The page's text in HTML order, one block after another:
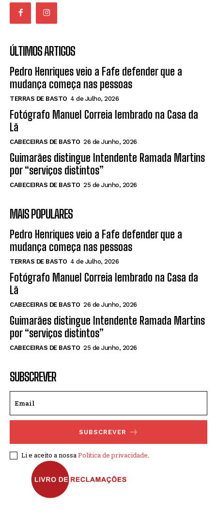
ÚLTIMOS ARTIGOS
Pedro Henriques veio a Fafe defender que a
mudança começa nas pessoas
TERRAS DE BASTO 4 de Julho, 2026
Fotógrafo Manuel Correia lembrado na Casa da
Lã
CABECEIRAS DE BASTO 26 de Junho, 2026
Guimarães distingue Intendente Ramada Martins
por “serviços distintos”
CABECEIRAS DE BASTO 25 de Junho, 2026
MAIS POPULARES
Pedro Henriques veio a Fafe defender que a
mudança começa nas pessoas
TERRAS DE BASTO 4 de Julho, 2026
Fotógrafo Manuel Correia lembrado na Casa da
Lã
CABECEIRAS DE BASTO 26 de Junho, 2026
Guimarães distingue Intendente Ramada Martins
por “serviços distintos”
CABECEIRAS DE BASTO 25 de Junho, 2026
SUBSCREVER
SUBSCREVER
Li e aceito a nossaPolitica de privacidade.